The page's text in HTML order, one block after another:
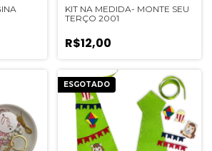
KIT NA MEDIDA- MONTE SEU
TERÇO 2001
R$12,00
ESGOTADO